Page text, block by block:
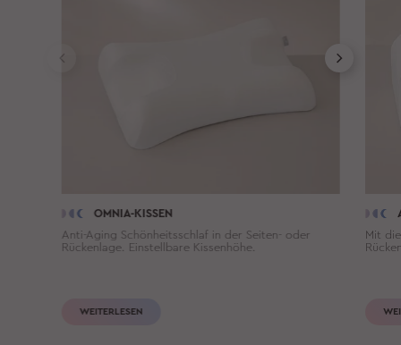
OMNIA-KISSEN
Anti-Aging Schönheitsschlaf in der Seiten- oder
Rückenlage. Einstellbare Kissenhöhe.
WEITERLESEN
Mit